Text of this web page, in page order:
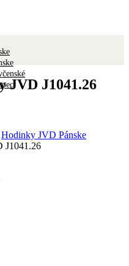
JVD J1041.26
Hodinky JVD Pánske
J1041.26